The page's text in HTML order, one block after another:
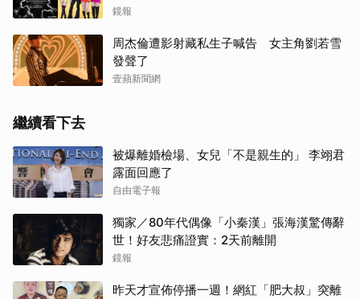
鏡報
周杰倫遭影射藏私生子喊告 女主角劉若雪
發聲了
壹蘋新聞網
繼續看下去
被爆離婚檢場、女兒「不是親生的」 李翊君
露面回應了
自由電子報
獨家／80年代偶像「小秦漢」張海漢驚傳辭
世！好友悲痛證實：2天前離開
鏡報
昨天才宣佈停播一週！網紅「肥大叔」突離